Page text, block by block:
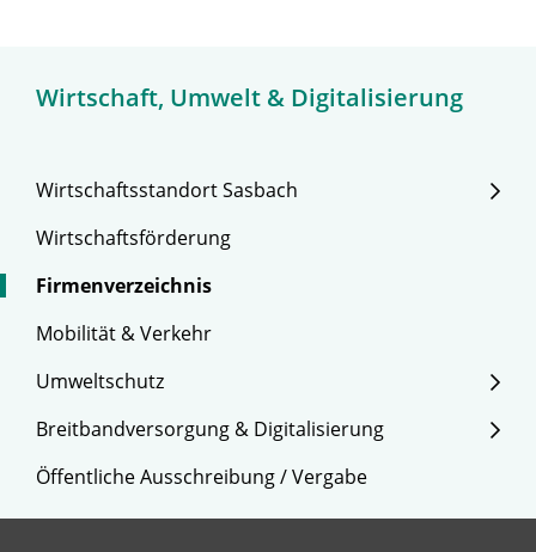
Wirtschaft, Umwelt & Digitalisierung
Wirtschaftsstandort Sasbach
Wirtschaftsförderung
Firmenverzeichnis
Mobilität & Verkehr
Umweltschutz
Breitbandversorgung & Digitalisierung
Öffentliche Ausschreibung / Vergabe